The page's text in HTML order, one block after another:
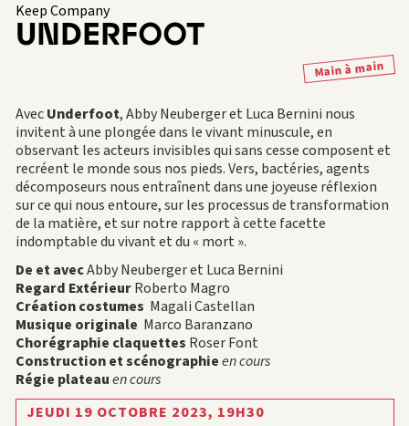
Keep Company
UNDERFOOT
Main à main
AvecUnderfoot, Abby Neuberger et Luca Bernini nous
invitent à une plongée dans le vivant minuscule, en
observant les acteurs invisibles qui sans cesse composent et
recréent le monde sous nos pieds. Vers, bactéries, agents
décomposeurs nous entraînent dans une joyeuse réflexion
sur ce qui nous entoure, sur les processus de transformation
de la matière, et sur notre rapport à cette facette
indomptable du vivant et du « mort ».
De et avecAbby Neuberger et Luca Bernini
Regard ExtérieurRoberto Magro
Création costumes Magali Castellan
Musique originale Marco Baranzano
Chorégraphie claquettes Roser Font
Construction et scénographieen cours
Régie plateauen cours
JEUDI 19 OCTOBRE 2023, 19H30